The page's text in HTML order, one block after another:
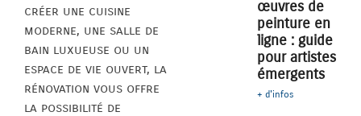
créer une cuisine
moderne, une salle de
bain luxueuse ou un
espace de vie ouvert, la
rénovation vous offre
la possibilité de
œuvres de
peinture en
ligne : guide
pour artistes
émergents
+ d'infos